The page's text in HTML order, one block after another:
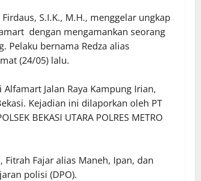
S.I.K., M.H., menggelar ungkap
dengan mengamankan seorang
Pelaku bernama Redza alias
(24/05) lalu.
Jalan Raya Kampung Irian,
Kejadian ini dilaporkan oleh PT
BEKASI UTARA POLRES METRO
Fajar alias Maneh, Ipan, dan
polisi (DPO).